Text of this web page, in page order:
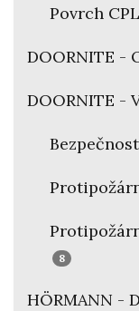
Povrch
DOORNITE -
DOORNITE -
8
HÖRMANN -